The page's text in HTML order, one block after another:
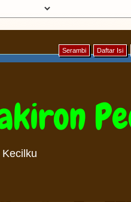
Serambi Daftar Isi